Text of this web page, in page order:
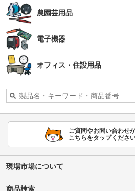
農園芸用品
電子機器
オフィス・住設用品
ご質問やお問い合わせ
こちらをタップください
現場市場について
商品検索